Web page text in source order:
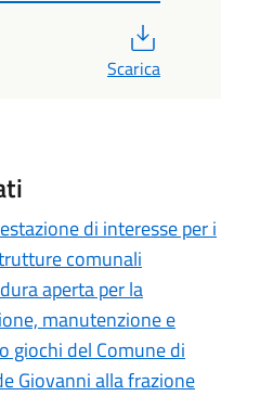
Scarica
di interesse per i
comunali
aperta per la
manutenzione e
giochi del Comune di
Giovanni alla frazione